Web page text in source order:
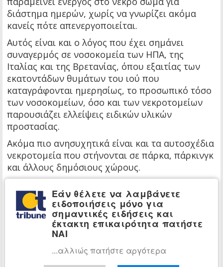
διάστημα ημερών, χωρίς να γνωρίζει ακόμα
κανείς πότε απενεργοποιείται.
Αυτός είναι και ο λόγος που έχει σημάνει
συναγερμός σε νοσοκομεία των ΗΠΑ, της
Ιταλίας και της Βρετανίας, όπου εξαιτίας των
εκατοντάδων θυμάτων του ιού που
καταγράφονται ημερησίως, το προσωπικό τόσο
των νοσοκομείων, όσο και των νεκροτομείων
παρουσιάζει ελλείψεις ειδικών υλικών
προστασίας.
Ακόμα πιο ανησυχητικά είναι και τα αυτοσχέδια
νεκροτομεία που στήνονται σε πάρκα, πάρκινγκ
και άλλους δημόσιους χώρους.
Εάν θέλετε να λαμβάνετε
ειδοποιήσεις μόνο για
σημαντικές ειδήσεις και
έκτακτη επικαιρότητα πατήστε
ΝΑΙ
...αλλιώς πατήστε αργότερα